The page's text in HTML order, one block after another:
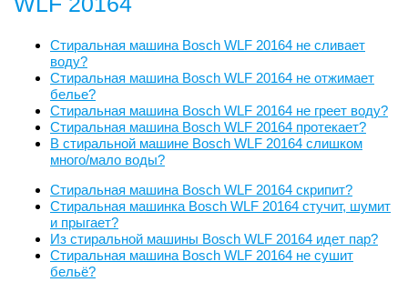
Стиральная машина Bosch WLF 20164 не сливает
воду?
Стиральная машина Bosch WLF 20164 не отжимает
белье?
Стиральная машина Bosch WLF 20164 не греет воду?
Стиральная машина Bosch WLF 20164 протекает?
В стиральной машине Bosch WLF 20164 слишком
много/мало воды?
Стиральная машина Bosch WLF 20164 скрипит?
Стиральная машинка Bosch WLF 20164 стучит, шумит
и прыгает?
Из стиральной машины Bosch WLF 20164 идет пар?
Стиральная машина Bosch WLF 20164 не сушит
бельё?